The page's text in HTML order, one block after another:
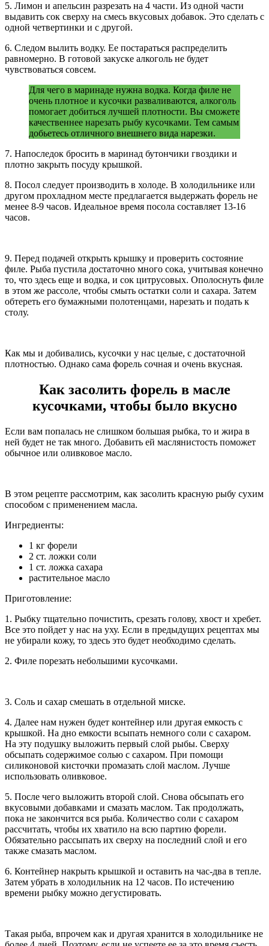
5. Лимон и апельсин разрезать на 4 части. Из одной части
выдавить сок сверху на смесь вкусовых добавок. Это сделать с
одной четвертинки и с другой.
6. Следом вылить водку. Ее постараться распределить
равномерно. В готовой закуске алкоголь не будет
чувствоваться совсем.
Для чего в маринаде нужна водка. Когда филе не
очень плотное и кусочки разваливаются, алкоголь
помогает добиться лучшей плотности. Вы сможете
качественнее нарезать рыбу кусочками. Тем самым
добьетесь отличного внешнего вида нарезки.
7. Напоследок бросить в маринад бутончики гвоздики и
плотно закрыть посуду крышкой.
8. Посол следует производить в холоде. В холодильнике или
другом прохладном месте предлагается выдержать форель не
менее 8-9 часов. Идеальное время посола составляет 13-16
часов.
9. Перед подачей открыть крышку и проверить состояние
филе. Рыба пустила достаточно много сока, учитывая конечно
то, что здесь еще и водка, и сок цитрусовых. Ополоснуть филе
в этом же рассоле, чтобы смыть остатки соли и сахара. Затем
обтереть его бумажными полотенцами, нарезать и подать к
столу.
Как мы и добивались, кусочки у нас целые, с достаточной
плотностью. Однако сама форель сочная и очень вкусная.
Как засолить форель в масле
кусочками, чтобы было вкусно
Если вам попалась не слишком большая рыбка, то и жира в
ней будет не так много. Добавить ей маслянистость поможет
обычное или оливковое масло.
В этом рецепте рассмотрим, как засолить красную рыбу сухим
способом с применением масла.
Ингредиенты:
1 кг форели
2 ст. ложки соли
1 ст. ложка сахара
растительное масло
Приготовление:
1. Рыбку тщательно почистить, срезать голову, хвост и хребет.
Все это пойдет у нас на уху. Если в предыдущих рецептах мы
не убирали кожу, то здесь это будет необходимо сделать.
2. Филе порезать небольшими кусочками.
3. Соль и сахар смешать в отдельной миске.
4. Далее нам нужен будет контейнер или другая емкость с
крышкой. На дно емкости всыпать немного соли с сахаром.
На эту подушку выложить первый слой рыбы. Сверху
обсыпать содержимое солью с сахаром. При помощи
силиконовой кисточки промазать слой маслом. Лучше
использовать оливковое.
5. После чего выложить второй слой. Снова обсыпать его
вкусовыми добавками и смазать маслом. Так продолжать,
пока не закончится вся рыба. Количество соли с сахаром
рассчитать, чтобы их хватило на всю партию форели.
Обязательно рассыпать их сверху на последний слой и его
также смазать маслом.
6. Контейнер накрыть крышкой и оставить на час-два в тепле.
Затем убрать в холодильник на 12 часов. По истечению
времени рыбку можно дегустировать.
Такая рыба, впрочем как и другая хранится в холодильнике не